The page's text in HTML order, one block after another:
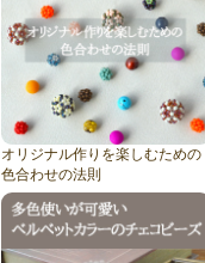
オリジナル作りを楽しむための
色合わせの法則